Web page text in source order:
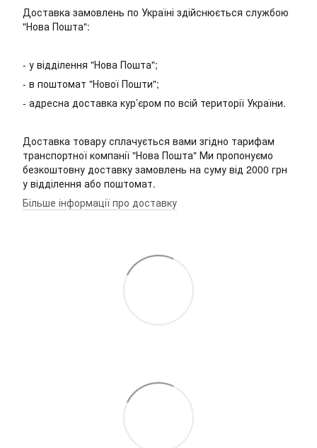
Доставка замовлень по Україні здійснюється службою
"Нова Пошта":
- у відділення "Нова Пошта";
- в поштомат "Нової Пошти";
- адресна доставка кур’єром по всій території України.
Доставка товару сплачується вами згідно тарифам
транспортної компанії "Нова Пошта" Ми пропонуємо
безкоштовну доставку замовлень на суму від 2000 грн
у відділення або поштомат.
Більше інформації про доставку